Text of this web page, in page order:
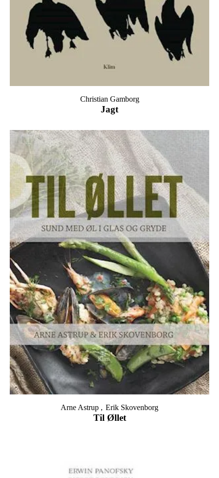
Jagt
Christian Gamborg
Til Øllet
Arne Astrup Erik Skovenborg